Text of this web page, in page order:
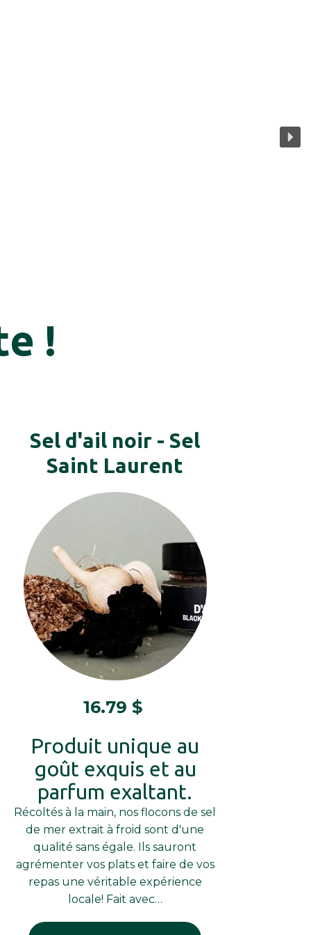
!
Sel d'ail noir - Sel
Saint Laurent
16.79$
Produit unique au
goût exquis et au
parfum exaltant.
Récoltés à la main, nos flocons de sel
de mer extrait à froid sont d'une
qualité sans égale. Ils sauront
agrémenter vos plats et faire de vos
repas une véritable expérience
locale! Fait avec…